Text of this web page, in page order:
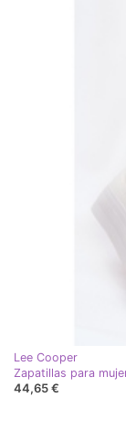
Lee Cooper
44,65 €